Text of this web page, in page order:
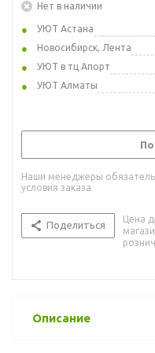
Нет в наличии
УЮТ Астана
Новосибирск, Лента
УЮТ в тц Апорт
УЮТ Алматы
Наши менеджеры
условия заказа
Поделиться
Цена
Описание